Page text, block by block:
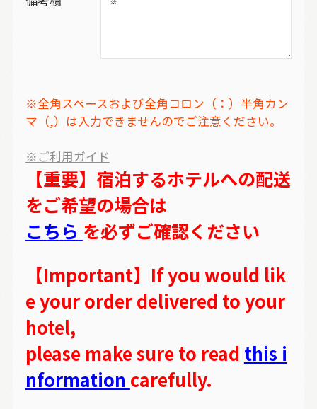
※全角スペースおよび全角コロン（：）半角カン
マ（,）は入力できませんのでご注意ください。
※ご利用ガイド
【重要】宿泊するホテルへの配送
をご希望の場合は
こちら を必ずご確認ください
【Important】If you would lik
e your order delivered to your
hotel,
please make sure to read this i
nformation carefully.